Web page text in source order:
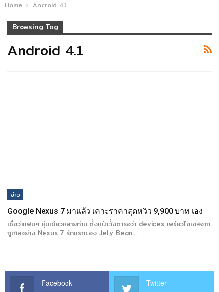
Home Android 4.1
Browsing Tag
Android 4.1
ข่าว
Google Nexus 7 มาแล้ว เคาะราคาสุดหวิว 9,900 บาท เอง
เชื่อว่าแฟนๆ หุ่นเขียวหลายท่าน ตั้งหน้าตั้งตารอว่า devices เพรียวโอเอสจาก
กูเกิลอย่าง Nexus 7 รักแรกของ Jelly Bean…
Facebook Twitter